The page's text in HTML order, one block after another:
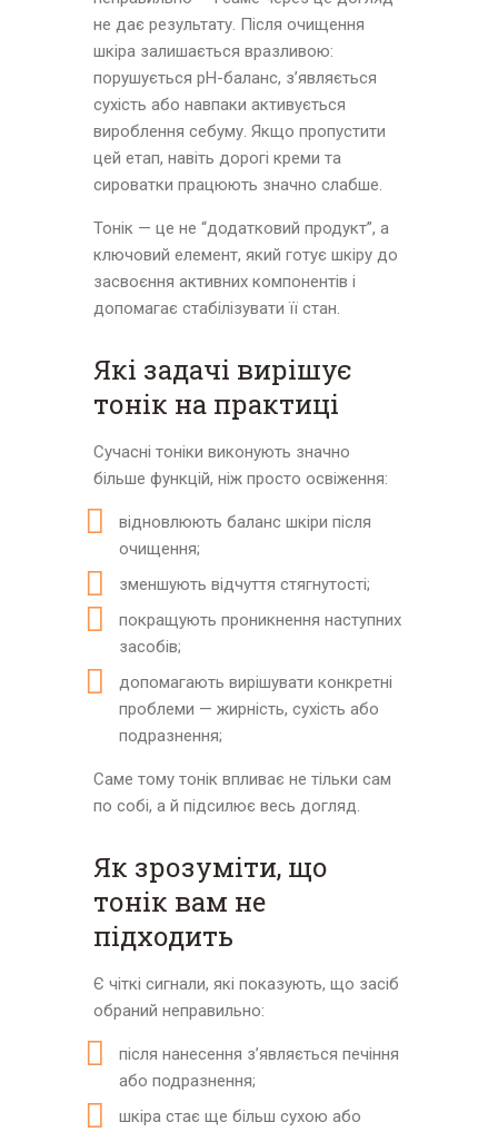
не дає результату. Після очищення
шкіра залишається вразливою:
порушується pH-баланс, з’являється
сухість або навпаки активується
вироблення себуму. Якщо пропустити
цей етап, навіть дорогі креми та
сироватки працюють значно слабше.
Тонік — це не “додатковий продукт”, а
ключовий елемент, який готує шкіру до
засвоєння активних компонентів і
допомагає стабілізувати її стан.
Які задачі вирішує
тонік на практиці
Сучасні тоніки виконують значно
більше функцій, ніж просто освіження:
відновлюють баланс шкіри після
очищення;
зменшують відчуття стягнутості;
покращують проникнення наступних
засобів;
допомагають вирішувати конкретні
проблеми — жирність, сухість або
подразнення;
Саме тому тонік впливає не тільки сам
по собі, а й підсилює весь догляд.
Як зрозуміти, що
тонік вам не
підходить
Є чіткі сигнали, які показують, що засіб
обраний неправильно:
після нанесення з’являється печіння
або подразнення;
шкіра стає ще більш сухою або